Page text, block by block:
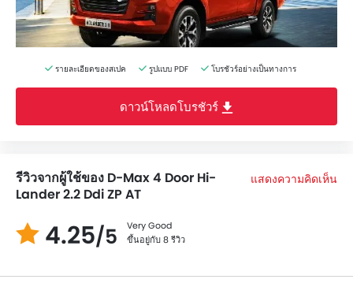
รายละเอียดของสเปค รูปแบบ PDF โบรชัวร์อย่างเป็นทางการ
ดาวน์โหลดโบรชัวร์
รีวิวจากผู้ใช้ของ D-Max 4 Door Hi-
Lander 2.2 Ddi ZP AT
แสดงความคิดเห็น
4.25/5
Very Good
ขึ้นอยู่กับ 8 รีวิว